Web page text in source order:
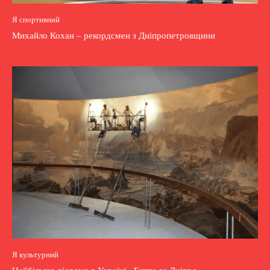
Я спортивний
Михайло Кохан – рекордсмен з Дніпропетровщини
Я культурний